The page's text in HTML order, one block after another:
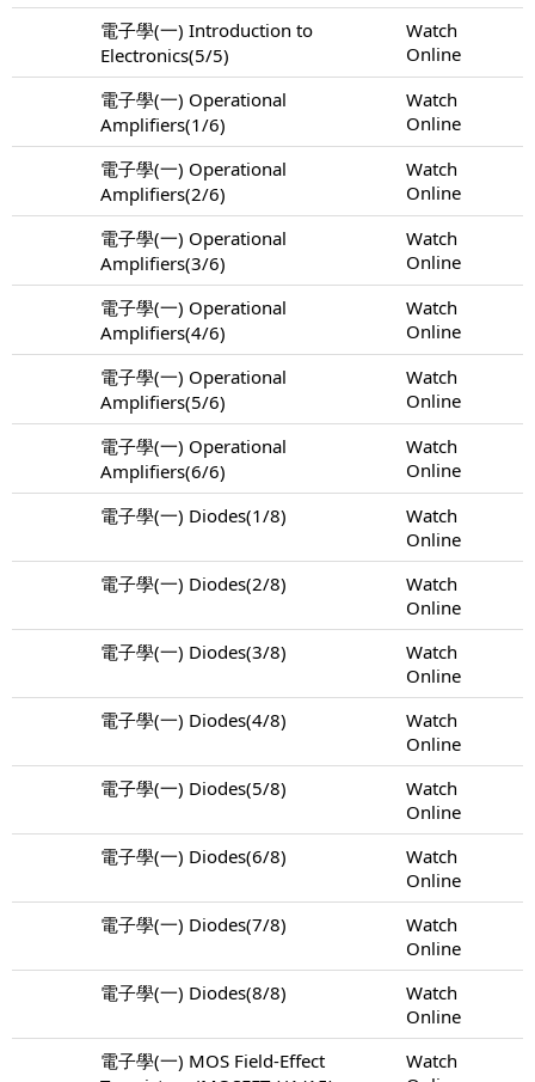
電子學(一) Introduction to
Electronics(5/5)
Watch
Online
電子學(一) Operational
Amplifiers(1/6)
Watch
Online
電子學(一) Operational
Amplifiers(2/6)
Watch
Online
電子學(一) Operational
Amplifiers(3/6)
Watch
Online
電子學(一) Operational
Amplifiers(4/6)
Watch
Online
電子學(一) Operational
Amplifiers(5/6)
Watch
Online
電子學(一) Operational
Amplifiers(6/6)
Watch
Online
電子學(一) Diodes(1/8)
Watch
Online
電子學(一) Diodes(2/8)
Watch
Online
電子學(一) Diodes(3/8)
Watch
Online
電子學(一) Diodes(4/8)
Watch
Online
電子學(一) Diodes(5/8)
Watch
Online
電子學(一) Diodes(6/8)
Watch
Online
電子學(一) Diodes(7/8)
Watch
Online
電子學(一) Diodes(8/8)
Watch
Online
電子學(一) MOS Field-Effect
Watch